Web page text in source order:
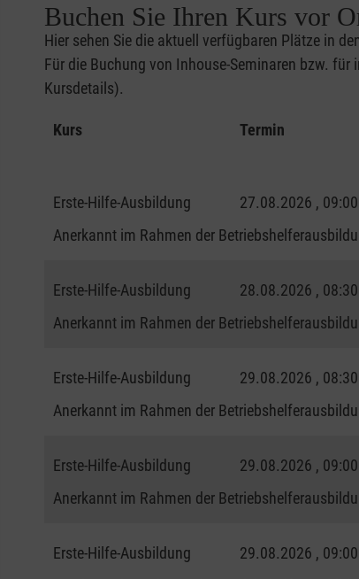
Buchen Sie Ihren Kurs vor
Hier sehen Sie die aktuell verfügbaren Plätze in
Für die Buchung von Inhouse-Seminaren bzw.
Kursdetails).
Kurs Termin
Erste-Hilfe-Ausbildung 27.08.2026 ,
Anerkannt im Rahmen der
Erste-Hilfe-Ausbildung 28.08.2026 ,
Anerkannt im Rahmen der
Erste-Hilfe-Ausbildung 29.08.2026 ,
Anerkannt im Rahmen der
Erste-Hilfe-Ausbildung 29.08.2026 ,
Anerkannt im Rahmen der
Erste-Hilfe-Ausbildung 29.08.2026 ,